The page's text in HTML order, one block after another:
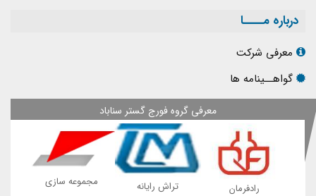
درباره مــــا
معرفی شرکت
گواهــینامه ها
معرفی گروه فورج گستر سناباد
مجموعه سازی تراش رایانه رادفرمان